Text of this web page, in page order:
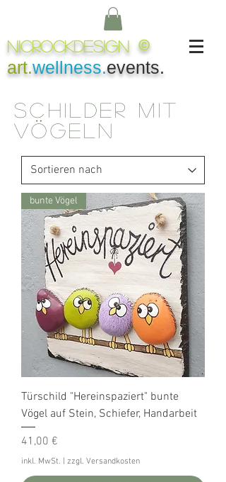
NICROCKDesign ©
art.wellness.events.
Schilder mit
Vögeln
bunte Vögel
Türschild "Hereinspaziert" bunte
Vögel auf Stein, Schiefer, Handarbeit
Preis
41,00 €
inkl. MwSt. zzgl. Versandkosten